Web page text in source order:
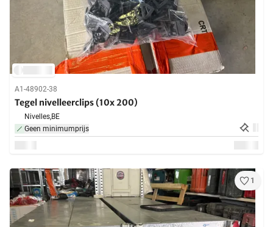
A1-48902-38
Tegel nivelleerclips (10x 200)
Nivelles,BE
Geen minimumprijs
1